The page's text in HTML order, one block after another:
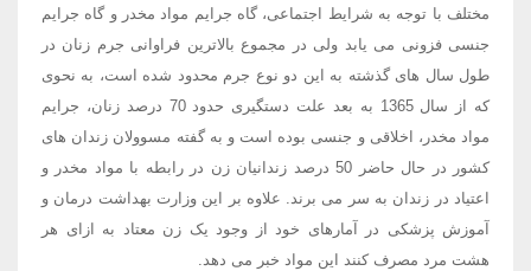
مختلف با توجه به شرایط اجتماعی، گاه جرایم مواد مخدر و گاه جرایم
جنسی فزونی می یابد ولی در مجموع بالاترین فراوانی جرم زنان در
طول سال های گذشته به این دو نوع جرم محدود شده است، به نحوی
که از سال 1365 به بعد علت دستگیری حدود 70 درصد زنان، جرایم
مواد مخدر، اخلاقی و جنسی بوده است و به گفته مسوولان زندان های
کشور در حال حاضر 50 درصد زندانیان زن در رابطه با مواد مخدر و
اعتیاد در زندان به سر می برند. علاوه بر این وزارت بهداشت درمان و
آموزش پزشکی در آمارهای خود از وجود یک زن معتاد به ازای هر
هشت مرد مصرف کنند این مواد خبر می دهد.